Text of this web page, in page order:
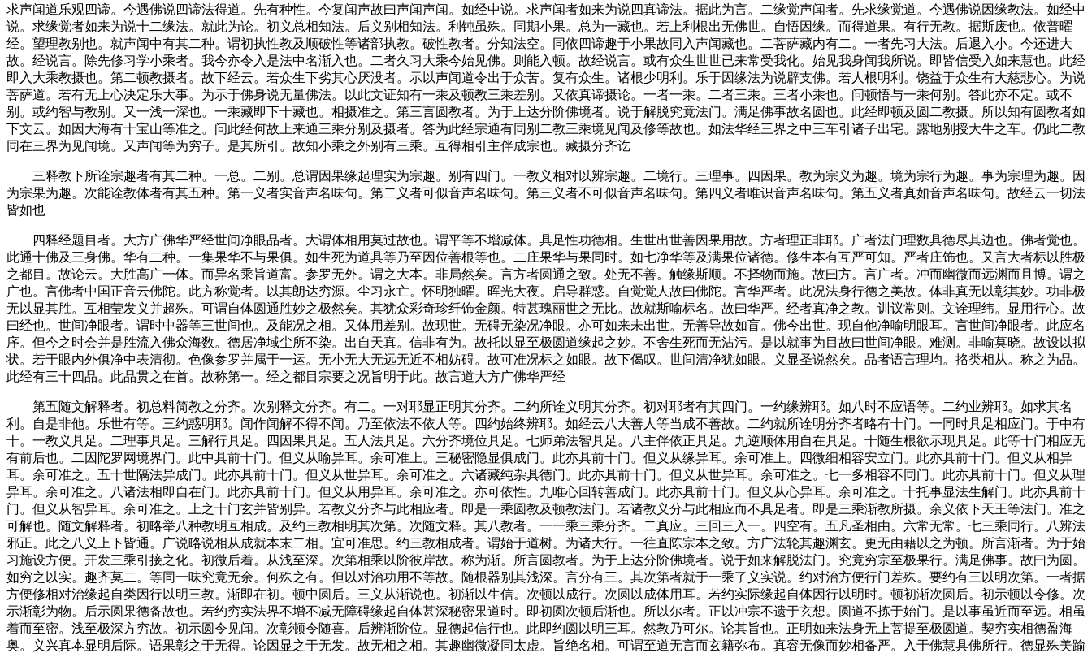
求声闻道乐观四谛。今遇佛说四谛法得道。先有种性。今复闻声故曰声闻声闻。如经中说。求声闻者如来为说四真谛法。据此为言。二缘觉声闻者。先求缘觉道。今遇佛说因缘教法。如经中
说。求缘觉者如来为说十二缘法。就此为论。初义总相知法。后义别相知法。利钝虽殊。同期小果。总为一藏也。若上利根出无佛世。自悟因缘。而得道果。有行无教。据斯废也。依普曜
经。望理教别也。就声闻中有其二种。谓初执性教及顺破性等诸部执教。破性教者。分知法空。同依四谛趣于小果故同入声闻藏也。二菩萨藏内有二。一者先习大法。后退入小。今还进大
故。经说言。除先修习学小乘者。我今亦令入是法中名渐入也。二者久习大乘今始见佛。则能入顿。故经说言。或有众生世世已来常受我化。始见我身闻我所说。即皆信受入如来慧也。此经
即入大乘教摄也。第二顿教摄者。故下经云。若众生下劣其心厌没者。示以声闻道令出于众苦。复有众生。诸根少明利。乐于因缘法为说辟支佛。若人根明利。饶益于众生有大慈悲心。为说
菩萨道。若有无上心决定乐大事。为示于佛身说无量佛法。以此文证知有一乘及顿教三乘差别。又依真谛摄论。一者一乘。二者三乘。三者小乘也。问顿悟与一乘何别。答此亦不定。或不
别。或约智与教别。又一浅一深也。一乘藏即下十藏也。相摄准之。第三言圆教者。为于上达分阶佛境者。说于解脱究竟法门。满足佛事故名圆也。此经即顿及圆二教摄。所以知有圆教者如
下文云。如因大海有十宝山等准之。问此经何故上来通三乘分别及摄者。答为此经宗通有同别二教三乘境见闻及修等故也。如法华经三界之中三车引诸子出宅。露地别授大牛之车。仍此二教
同在三界为见闻境。又声闻等为穷子。是其所引。故知小乘之外别有三乘。互得相引主伴成宗也。藏摄分齐讫
三释教下所诠宗趣者有其二种。一总。二别。总谓因果缘起理实为宗趣。别有四门。一教义相对以辨宗趣。二境行。三理事。四因果。教为宗义为趣。境为宗行为趣。事为宗理为趣。因
为宗果为趣。次能诠教体者有其五种。第一义者实音声名味句。第二义者可似音声名味句。第三义者不可似音声名味句。第四义者唯识音声名味句。第五义者真如音声名味句。故经云一切法
皆如也
四释经题目者。大方广佛华严经世间净眼品者。大谓体相用莫过故也。谓平等不增减体。具足性功德相。生世出世善因果用故。方者理正非耶。广者法门理数具德尽其边也。佛者觉也。
此通十佛及三身佛。华有二种。一集果华不与果俱。如生死为道具等乃至因位善根等也。二庄果华与果同时。如七净华等及满果位诸德。修生本有互严可知。严者庄饰也。又言大者标以胜极
之都目。故论云。大胜高广一体。而异名乘旨道富。参罗无外。谓之大本。非局然矣。言方者圆通之致。处无不善。触缘斯顺。不择物而施。故曰方。言广者。冲而幽微而远渊而且博。谓之
广也。言佛者中国正音云佛陀。此方称觉者。以其朗达穷源。尘习永亡。怀明独曜。晖光大夜。启导群惑。自觉觉人故曰佛陀。言华严者。此况法身行德之美故。体非真无以彰其妙。功非极
无以显其胜。互相莹发义并超殊。可谓自体圆通胜妙之极然矣。其犹众彩奇珍纤饰金颜。特甚瑰丽世之无比。故就斯喻标名。故曰华严。经者真净之教。训议常则。文诠理纬。显用行心。故
曰经也。世间净眼者。谓时中器等三世间也。及能况之相。又体用差别。故现世。无碍无染况净眼。亦可如来未出世。无善导故如盲。佛今出世。现自他净喻明眼耳。言世间净眼者。此应名
序。但今之时会并是胜流入佛众海数。德居净域尘所不染。出自天真。信非有为。故托以显至极圆道缘起之妙。不舍生死而无沾污。是以就事为目故曰世间净眼。难测。非喻莫晓。故设以拟
状。若于眼内外俱净中表清彻。色像参罗并属于一运。无小无大无远无近不相妨碍。故可准况标之如眼。故下偈叹。世间清净犹如眼。义显圣说然矣。品者语言理均。挌类相从。称之为品。
此经有三十四品。此品贯之在首。故称第一。经之都目宗要之况旨明于此。故言道大方广佛华严经
第五随文解释者。初总料简教之分齐。次别释文分齐。有二。一对耶显正明其分齐。二约所诠义明其分齐。初对耶者有其四门。一约缘辨耶。如八时不应语等。二约业辨耶。如求其名
利。自是非他。乐世有等。三约惑明耶。闻作闻解不得不闻。乃至依法不依人等。四约始终辨耶。如经云八大善人等当成不善故。二约就所诠明分齐者略有十门。一同时具足相应门。于中有
十。一教义具足。二理事具足。三解行具足。四因果具足。五人法具足。六分齐境位具足。七师弟法智具足。八主伴依正具足。九逆顺体用自在具足。十随生根欲示现具足。此等十门相应无
有前后也。二因陀罗网境界门。此中具前十门。但义从喻异耳。余可准上。三秘密隐显俱成门。此亦具前十门。但义从缘异耳。余可准上。四微细相容安立门。此亦具前十门。但义从相异
耳。余可准之。五十世隔法异成门。此亦具前十门。但义从世异耳。余可准之。六诸藏纯杂具德门。此亦具前十门。但义从世异耳。余可准之。七一多相容不同门。此亦具前十门。但义从理
异耳。余可准之。八诸法相即自在门。此亦具前十门。但义从用异耳。余可准之。亦可依性。九唯心回转善成门。此亦具前十门。但义从心异耳。余可准之。十托事显法生解门。此亦具前十
门。但义从智异耳。余可准之。上之十门玄并皆别异。若教义分齐与此相应者。即是一乘圆教及顿教法门。若诸教义分与此相应而不具足者。即是三乘渐教所摄。余义依下天王等法门。准之
可解也。随文解释者。初略举八种教明互相成。及约三教相明其次第。次随文释。其八教者。一一乘三乘分齐。二真应。三回三入一。四空有。五凡圣相由。六常无常。七三乘同行。八辨法
邪正。此之八义上下皆通。广说略说相从成就本末二相。宜可准思。约三教相成者。谓始于道树。为诸大行。一往直陈宗本之致。方广法轮其趣渊玄。更无由藉以之为顿。所言渐者。为于始
习施设方便。开发三乘引接之化。初微后着。从浅至深。次第相乘以阶彼岸故。称为渐。所言圆教者。为于上达分阶佛境者。说于如来解脱法门。究竟穷宗至极果行。满足佛事。故曰为圆。
如穷之以实。趣齐莫二。等同一味究竟无余。何殊之有。但以对治功用不等故。随根器别其浅深。言分有三。其次第者就于一乘了义实说。约对治方便行门差殊。要约有三以明次第。一者据
方便修相对治缘起自类因行以明三教。渐即在初。顿中圆后。三义从渐说也。初渐以生信。次顿以成行。次圆以成体用耳。若约实际缘起自体因行以明时。顿初渐次圆后。初示顿以令修。次
示渐彰为物。后示圆果德备故也。若约穷实法界不增不减无障碍缘起自体甚深秘密果道时。即初圆次顿后渐也。所以尔者。正以冲宗不遗于玄想。圆道不拣于始门。是以事虽近而至远。相虽
着而至密。浅至极深方穷故。初示圆令见闻。次彰顿令随喜。后辨渐阶位。显德起信行也。此即约圆以明三耳。然教乃可尔。论其旨也。正明如来法身无上菩提至极圆道。契穷实相德盈海
奥。义兴真本显明后际。语果彰之于无得。论因显之于无发。故无相之相。其趣幽微凝同太虚。旨绝名相。可谓至道无言而玄籍弥布。真容无像而妙相备严。入于佛慧具佛所行。德显殊美踰